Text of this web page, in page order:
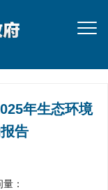
年生态环境
告
：